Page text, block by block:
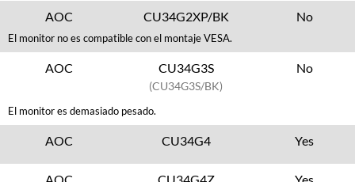
AOC CU34G2XP/BK No
El monitor no es compatible con el montaje VESA.
AOC CU34G3S
(CU34G3S/BK)
No
El monitor es demasiado pesado.
AOC CU34G4 Yes